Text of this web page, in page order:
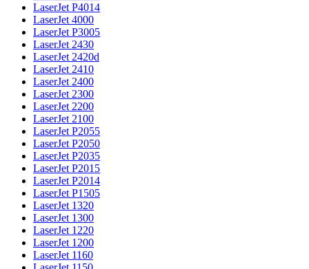
LaserJet P4014
LaserJet 4000
LaserJet P3005
LaserJet 2430
LaserJet 2420d
LaserJet 2410
LaserJet 2400
LaserJet 2300
LaserJet 2200
LaserJet 2100
LaserJet P2055
LaserJet P2050
LaserJet P2035
LaserJet P2015
LaserJet P2014
LaserJet P1505
LaserJet 1320
LaserJet 1300
LaserJet 1220
LaserJet 1200
LaserJet 1160